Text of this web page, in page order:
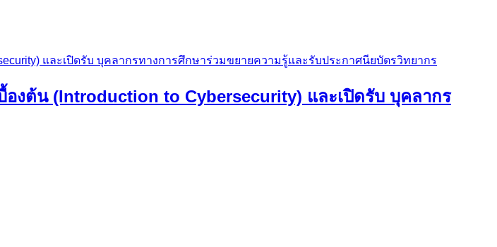
และเปิดรับ บุคลากรทางการศึกษาร่วมขยายความรู้และรับประกาศนียบัตรวิทยากร
องต้น (Introduction to Cybersecurity) และเปิดรับ บุคลากร